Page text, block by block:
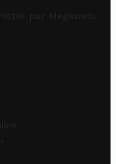
par Megaweb